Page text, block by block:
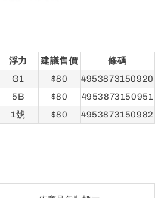
浮力 建議售價
條碼
G1 $80
4953873150920
5B $80
4953873150951
1號 $80 4953873150982